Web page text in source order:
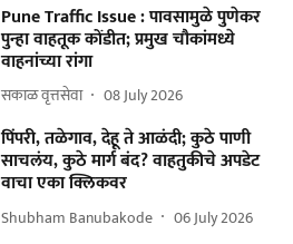
Pune Traffic Issue : पावसामुळे पुणेकर
पुन्हा वाहतूक कोंडीत; प्रमुख चौकांमध्ये
वाहनांच्या रांगा
सकाळ वृत्तसेवा 08 July 2026
पिंपरी, तळेगाव, देहू ते आळंदी; कुठे पाणी
साचलंय, कुठे मार्ग बंद? वाहतुकीचे अपडेट
वाचा एका क्लिकवर
Shubham Banubakode 06 July 2026